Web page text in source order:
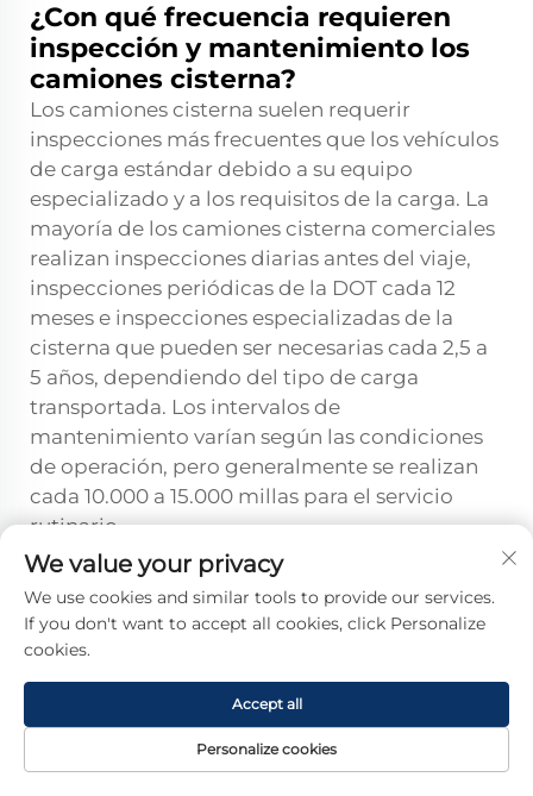
¿Con qué frecuencia requieren
inspección y mantenimiento los
camiones cisterna?
Los camiones cisterna suelen requerir
inspecciones más frecuentes que los vehículos
de carga estándar debido a su equipo
especializado y a los requisitos de la carga. La
mayoría de los camiones cisterna comerciales
realizan inspecciones diarias antes del viaje,
inspecciones periódicas de la DOT cada 12
meses e inspecciones especializadas de la
cisterna que pueden ser necesarias cada 2,5 a
5 años, dependiendo del tipo de carga
transportada. Los intervalos de
mantenimiento varían según las condiciones
de operación, pero generalmente se realizan
cada 10.000 a 15.000 millas para el servicio
rutinario.
¿Qué licencia especial se requiere
para operar camiones cisterna?
Conducir camiones cisterna requiere una
autorizaciones correspondientes según el tipo
de carga que se transporte. Los conductores
que transportan materiales peligrosos deben
We value your privacy
We use cookies and similar tools to provide our services.
If you don't want to accept all cookies, click Personalize
cookies.
Personalize cookies
Accept all